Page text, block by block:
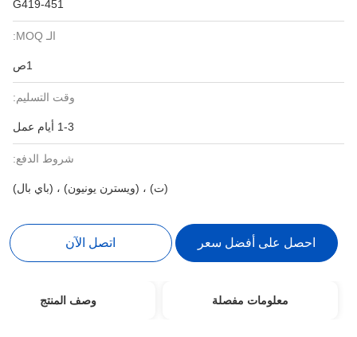
G419-451
الـ MOQ:
وقت التسليم:
1-3 أيام عمل
شروط الدفع:
(ت) ، (ويسترن يونيون) ، (باي بال)
احصل على أفضل سعر اتصل الآن
معلومات مفصلة وصف المنتج